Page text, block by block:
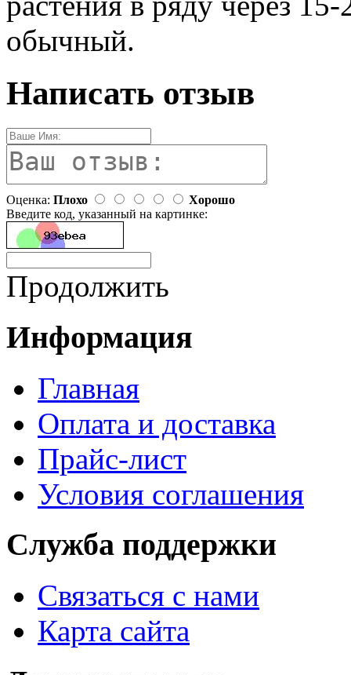
обычный.
Написать отзыв
Оценка: Плохо
Хорошо
Введите код, указанный на картинке:
Продолжить
Информация
Главная
Оплата и доставка
Прайс-лист
Условия соглашения
Служба поддержки
Связаться с нами
Карта сайта